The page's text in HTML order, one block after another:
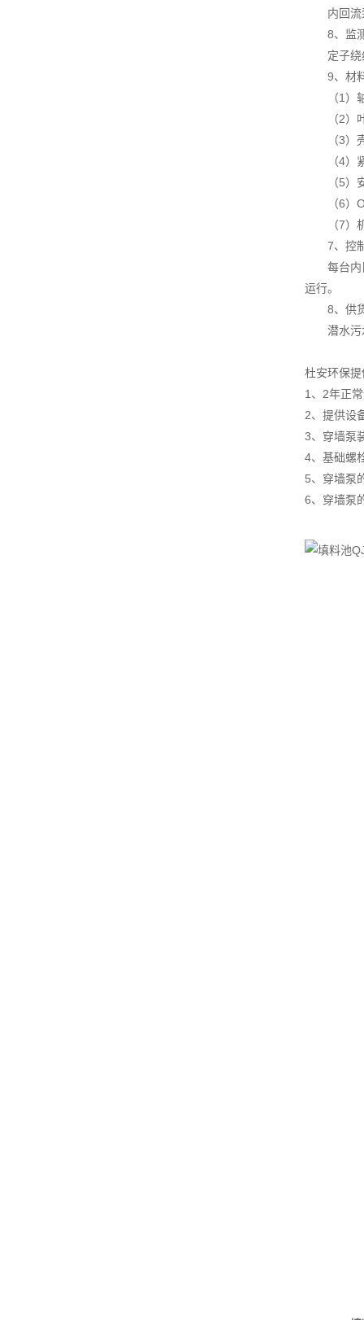
内回流泵
8、监
定子绕组
9、材
（1）轴
（2）叶
（3）壳
（4）紧
（5）安
（6）O
（7）机
7、控制
每台内回
运行。
8、供
潜水污水
杜安环保
1、2年正
2、提供设
3、穿墙泵
4、基础螺
5、穿墙泵
6、穿墙泵